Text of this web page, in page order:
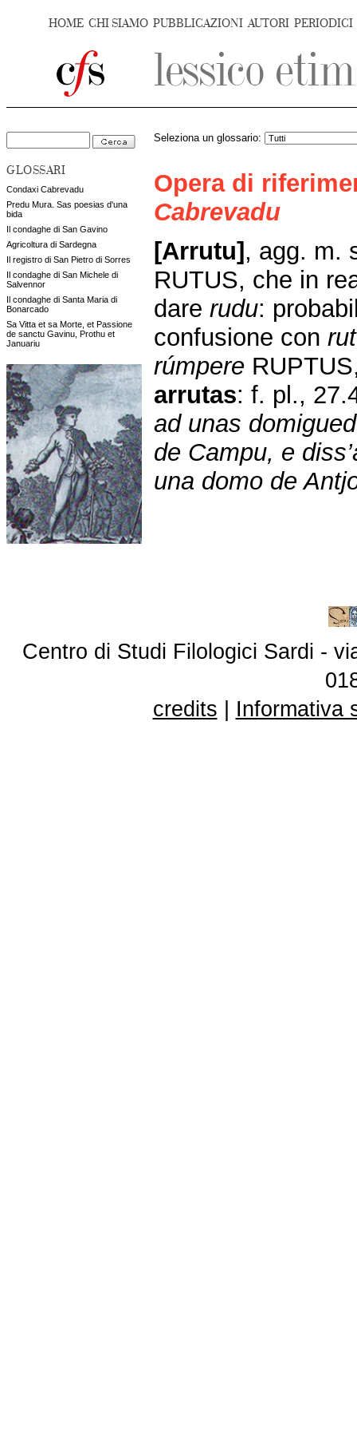
HOME CHI SIAMO PUBBLICAZIONI AUTORI PERIODICI
GLOSSARI
Condaxi Cabrevadu
Predu Mura. Sas poesias d'una
bida
Il condaghe di San Gavino
Agricoltura di Sardegna
Il registro di San Pietro di Sorres
Il condaghe di San Michele di
Salvennor
Il condaghe di Santa Maria di
Bonarcado
Sa Vitta et sa Morte, et Passione
de sanctu Gavinu, Prothu et
Januariu
Seleziona un glossario:
Opera di
Cabrevadu
[Arrutu] , agg. m.
RUTUS, che in
dare rudu:
confusione con
rúmpere
arrutas: f. pl.,
ad unas
de Campu, e
una domo de
Centro di Studi Filologici Sardi -
credits
Informativa